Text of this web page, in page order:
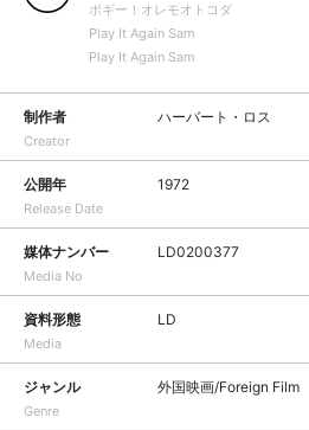
ボギー！オレモオトコダ
Play It Again Sam
Play It Again Sam
制作者
Creator
ハーバート・ロス
公開年
Release Date
1972
媒体ナンバー
Media No
LD0200377
資料形態
Media
LD
ジャンル
Genre
外国映画/Foreign Film